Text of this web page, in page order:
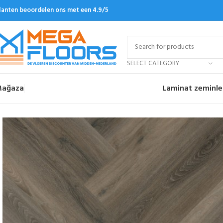
beoordelen ons met een 4.9/5
SELECT CATEGORY
Laminat